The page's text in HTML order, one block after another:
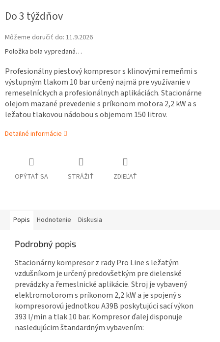
cena:
Do 3 týždňov
Môžeme doručiť do: 11.9.2026
Položka bola vypredaná…
Profesionálny piestový kompresor s klinovými remeňmi s
výstupným tlakom 10 bar určený najmä pre využívanie v
remeselníckych a profesionálnych aplikáciách. Stacionárne
olejom mazané prevedenie s príkonom motora 2,2 kW a s
ležatou tlakovou nádobou s objemom 150 litrov.
Detailné informácie
OPÝTAŤ SA STRÁŽIŤ ZDIEĽAŤ
Popis Hodnotenie Diskusia
Podrobný popis
Stacionárny kompresor z rady Pro Line s ležatým
vzdušníkom je určený predovšetkým pre dielenské
prevádzky a řemeslnické aplikácie. Stroj je vybavený
elektromotorom s príkonom 2,2 kW a je spojený s
kompresorovú jednotkou A39B poskytujúci sací výkon
393 l/min a tlak 10 bar. Kompresor ďalej disponuje
nasledujúcim štandardným vybavením: